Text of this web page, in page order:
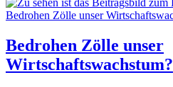
Bedrohen Zölle unser
Wirtschaftswachstum?